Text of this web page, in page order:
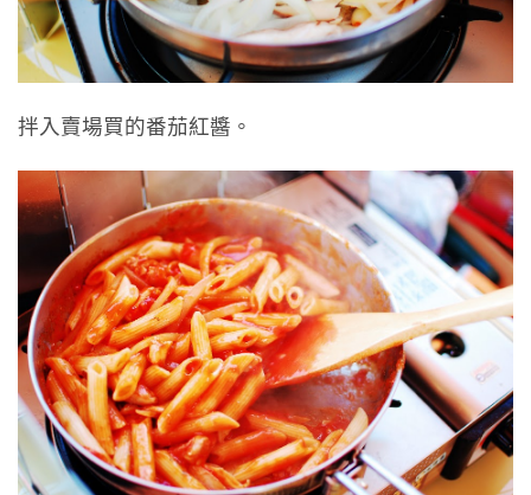
拌入賣場買的番茄紅醬。